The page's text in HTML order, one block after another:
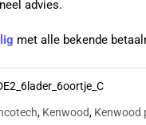
advies.
met alle bekende
, Kenwood, Kenwood